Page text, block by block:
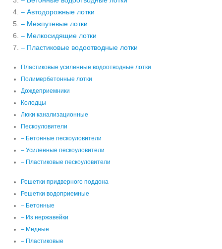
– Автодорожные лотки
– Межпутевые лотки
– Мелкосидящие лотки
– Пластиковые водоотводные лотки
Пластиковые усиленные водоотводные лотки
Полимербетонные лотки
Дождеприемники
Колодцы
Люки канализационные
Пескоуловители
– Бетонные пескоуловители
– Усиленные пескоуловители
– Пластиковые пескоуловители
Решетки придверного поддона
Решетки водоприемные
– Бетонные
– Из нержавейки
– Медные
– Пластиковые